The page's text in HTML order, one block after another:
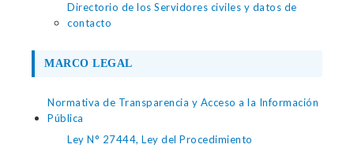
Directorio de los Servidores civiles y datos de
contacto
MARCO LEGAL
Normativa de Transparencia y Acceso a la Información
Pública
Ley N° 27444, Ley del Procedimiento